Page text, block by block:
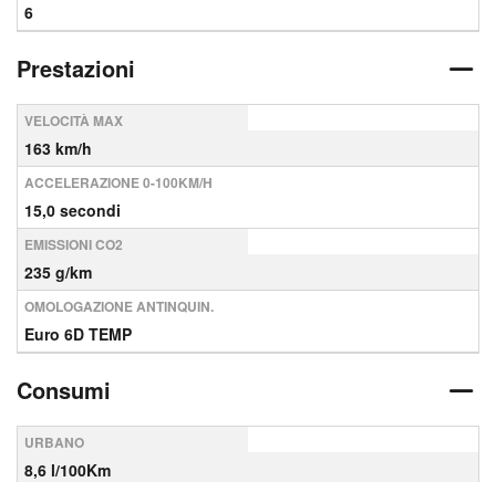
6
Prestazioni
VELOCITÀ MAX
163 km/h
ACCELERAZIONE 0-100KM/H
15,0 secondi
EMISSIONI CO2
235 g/km
OMOLOGAZIONE ANTINQUIN.
Euro 6D TEMP
Consumi
URBANO
8,6 l/100Km